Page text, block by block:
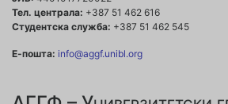
Тел. централа: +387 51 462 616
Студентска служба: +387 51 462 545
Е-пошта: info@aggf.unibl.org